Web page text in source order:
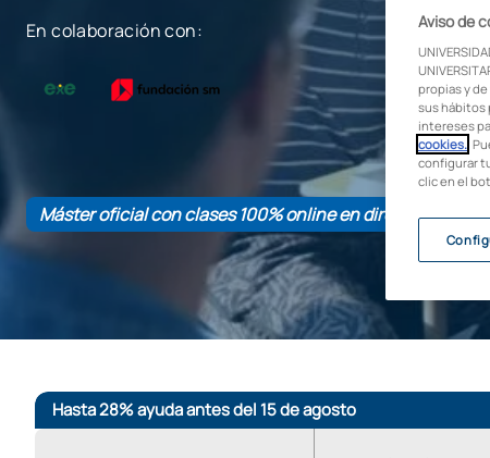
En colaboración con:
Máster oficial con clases 100% online en directo
Hasta 28% ayuda antes del 15 de agosto
Aviso de
propias y
sus hábitos
intereses
cookies. .
configurar
clic en el